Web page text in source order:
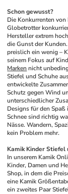
Schon gewusst?
Die Konkurrenten
Globetrotter
Hersteller extrem
die Gunst der
preislich ein wenig –
seinem Fokus auf
Marken nicht
Stiefel und Schuhe
entwickelte
Schutz gegen Wind
unterschiedlicher
Designs für den Spaß
Schnee sind richtig
Nässe. Wandern,
kein Problem mehr.
Kamik Kinder Stiefel
In unserem Kamik
Kinder, Damen und
Shop, in dem die
eine Kamik
ein zweites Paar